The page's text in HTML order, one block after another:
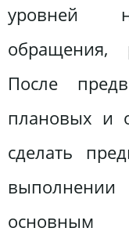
уровней
обращения,
После
плановых и
сделать